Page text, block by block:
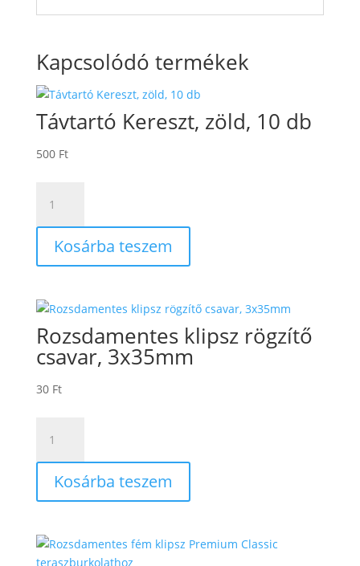
Kapcsolódó termékek
Távtartó Kereszt, zöld, 10 db
500 Ft
Kereszt,
zöld,
db
Kosárba teszem
Rozsdamentes klipsz rögzítő
csavar, 3x35mm
30 Ft
klipsz
rögzítő
csavar,
3x35mm
Kosárba teszem